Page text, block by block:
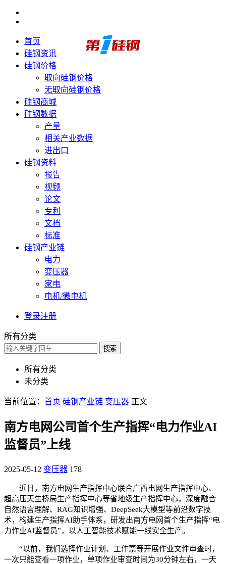
首页
硅钢资讯
硅钢价格
取向硅钢价格
无取向硅钢价格
硅钢商城
硅钢数据
产量
相关产业数据
进出口
硅钢资料
报告
视频
论文
专利
文档
标准
硅钢产业链
电力
变压器
家电
电机/微电机
登录注册
所有分类
搜索
所有分类
未分类
当前位置： 首页 硅钢产业链 变压器 正文
南方电网公司首个生产指挥“电力作业AI
监督员”上线
2025-05-12 变压器 178
近日，南方电网生产指挥中心联合广西电网生产指挥中心、
超高压天生桥局生产指挥中心等省地级生产指挥中心，深度融合
自然语言理解、RAG知识增强、DeepSeek大模型等前沿数字技
术，构建生产指挥AI助手体系，研发出南方电网首个生产指挥“电
力作业AI监督员”，以人工智能技术赋能一线安全生产。
“以前，我们选择作业计划、工作票等开展作业文件审查时，
一次只能查看一项作业，单项作业审查时间为30分钟左右，一天